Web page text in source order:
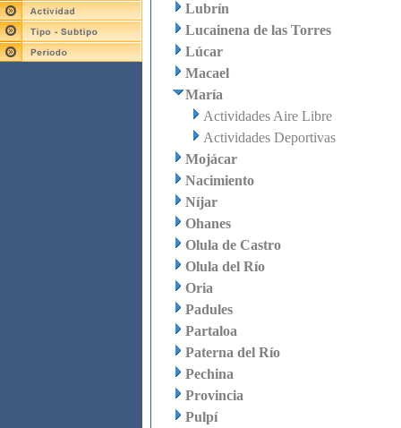
Lubrín
Lucainena de las Torres
Lúcar
Macael
María
Actividades Aire Libre
Actividades Deportivas
Mojácar
Nacimiento
Níjar
Ohanes
Olula de Castro
Olula del Río
Oria
Padules
Partaloa
Paterna del Río
Pechina
Provincia
Pulpí